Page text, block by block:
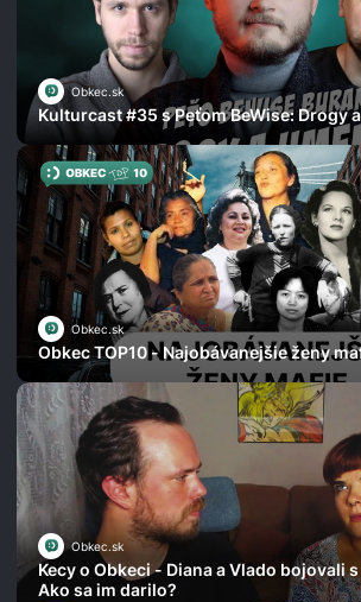
Obkec.sk
Kulturcast #35 s Peťom BeWise: Drogy
Obkec.sk
Obkec TOP10 - Najobávanejšie ženy
Obkec.sk
Kecy o Obkeci - Diana a Vlado bojovali
Ako sa im darilo?